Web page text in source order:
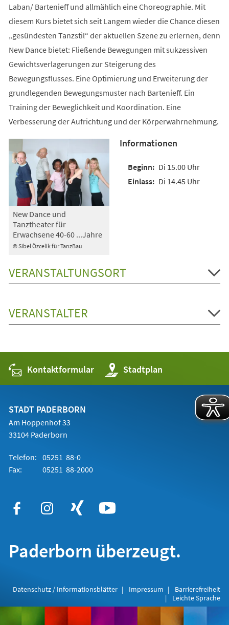
Laban/ Bartenieff und allmählich eine Choreographie. Mit
diesem Kurs bietet sich seit Langem wieder die Chance diesen
„gesündesten Tanzstil“ der aktuellen Szene zu erlernen, denn
New Dance bietet: Fließende Bewegungen mit sukzessiven
Gewichtsverlagerungen zur Steigerung des
Bewegungsflusses. Eine Optimierung und Erweiterung der
grundlegenden Bewegungsmuster nach Bartenieff. Ein
Training der Beweglichkeit und Koordination. Eine
Verbesserung der Aufrichtung und der Körperwahrnehmung.
© Sibel Özcelik für TanzBau
New Dance und
Tanztheater für
Erwachsene 40-60 ...Jahre
Informationen
Di 15.00 Uhr
Di 14.45 Uhr
VERANSTALTUNGSORT
VERANSTALTER
Kontaktformular Stadtplan
(Öffnet
in
einem
STADT PADERBORN
Am Hoppenhof 33
33104 Paderborn
Telefon: 05251 88-0
Fax:
05251 88-2000
Paderborn überzeugt.
Datenschutz / Informationsblätter Impressum
Barrierefreiheit
Leichte Sprache